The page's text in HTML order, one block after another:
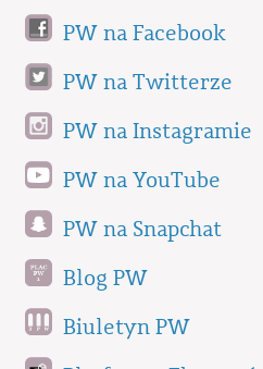
PW na Facebook
PW na Twitterze
PW na Instagramie
PW na YouTube
PW na Snapchat
Blog PW
Biuletyn PW